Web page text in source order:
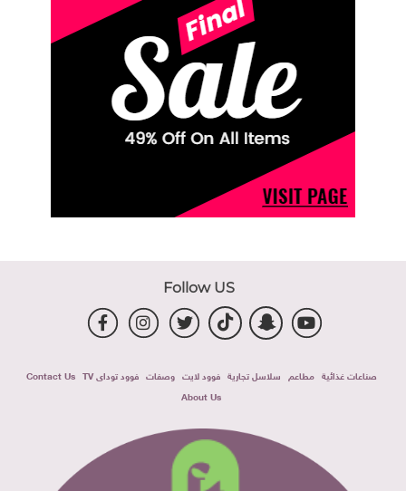
Follow US
صناعات غذائية مطاعم سلاسل تجارية فوود لايت وصفات فوود توداى TV
Contact Us
About Us